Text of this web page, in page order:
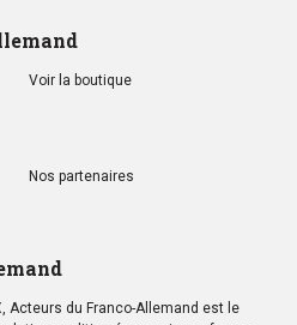
Voir la boutique
Nos partenaires
Acteurs du Franco-Allemand est le